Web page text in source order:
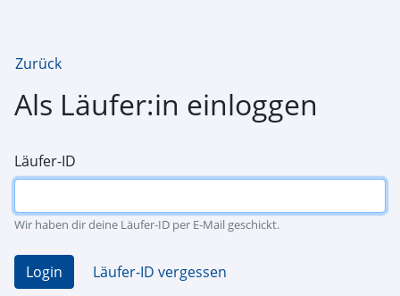
Zurück
Als Läufer:in einloggen
Läufer-ID
Wir haben dir deine Läufer-ID per E-Mail geschickt.
Login Läufer-ID vergessen